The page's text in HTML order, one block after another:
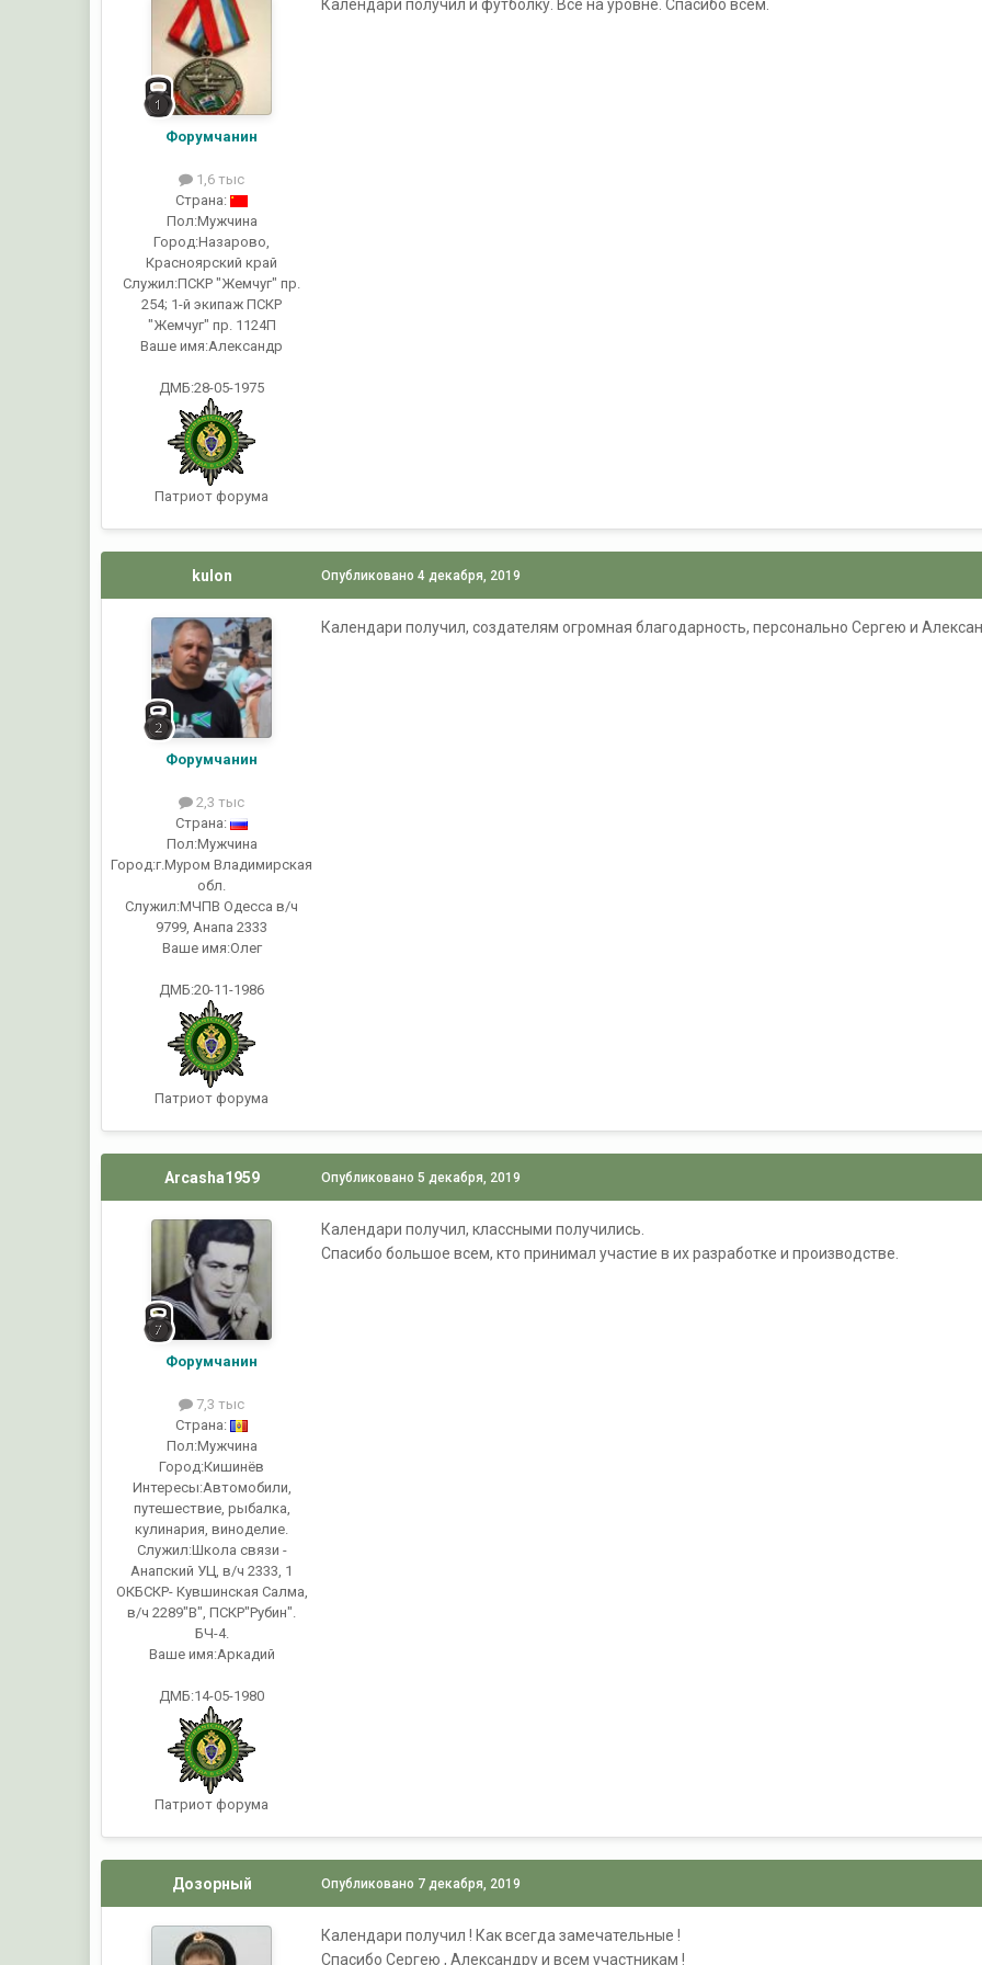
Форумчанин
1,6 тыс
Страна:
Пол:Мужчина
Город:Назарово,
Красноярский край
Служил:ПСКР "Жемчуг" пр.
254; 1-й экипаж ПСКР
"Жемчуг" пр. 1124П
Ваше имя:Александр
ДМБ:28-05-1975
Патриот форума
Календари получил и футболку. Всё на уровне. Спасибо всем.
kulon
Форумчанин
2,3 тыс
Страна:
Пол:Мужчина
Город:г.Муром Владимирская
обл.
Служил:МЧПВ Одесса в/ч
9799, Анапа 2333
Ваше имя:Олег
ДМБ:20-11-1986
Патриот форума
Опубликовано4 декабря, 2019
Календари получил, создателям огромная благодарность, персонально Сергею и
Arcasha1959
Форумчанин
7,3 тыс
Страна:
Пол:Мужчина
Город:Кишинёв
Интересы:Автомобили,
путешествие, рыбалка,
кулинария, виноделие.
Служил:Школа связи -
Анапский УЦ, в/ч 2333, 1
ОКБСКР- Кувшинская Салма,
в/ч 2289"В", ПСКР"Рубин".
БЧ-4.
Ваше имя:Аркадий
ДМБ:14-05-1980
Патриот форума
Опубликовано5 декабря, 2019
Календари получил, классными получились.
Спасибо большое всем, кто принимал участие в их разработке и производстве.
Дозорный Опубликовано 7 декабря, 2019
Календари получил ! Как всегда замечательные !
Спасибо Сергею , Александру и всем участникам !